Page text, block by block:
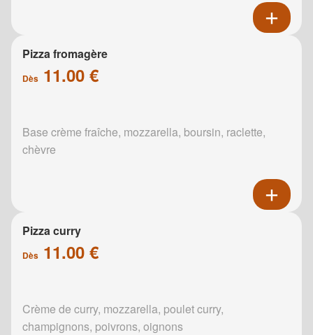
Pizza fromagère
Dès 11.00 €
Base crème fraîche, mozzarella, boursin, raclette,
chèvre
Pizza curry
Dès 11.00 €
Crème de curry, mozzarella, poulet curry,
champignons, poivrons, oignons